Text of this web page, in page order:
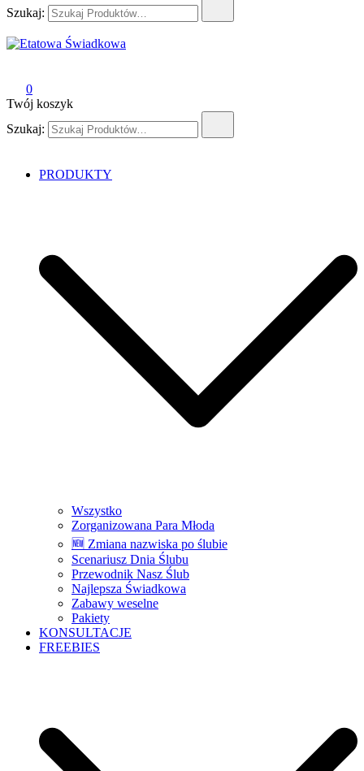
Szukaj:
0
Twój koszyk
Szukaj:
PRODUKTY
Wszystko
Zorganizowana Para Młoda
🆕 Zmiana nazwiska po ślubie
Scenariusz Dnia Ślubu
Przewodnik Nasz Ślub
Najlepsza Świadkowa
Zabawy weselne
Pakiety
KONSULTACJE
FREEBIES